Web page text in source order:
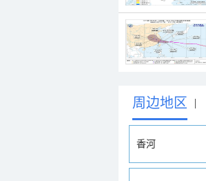
周边地区 |
香河